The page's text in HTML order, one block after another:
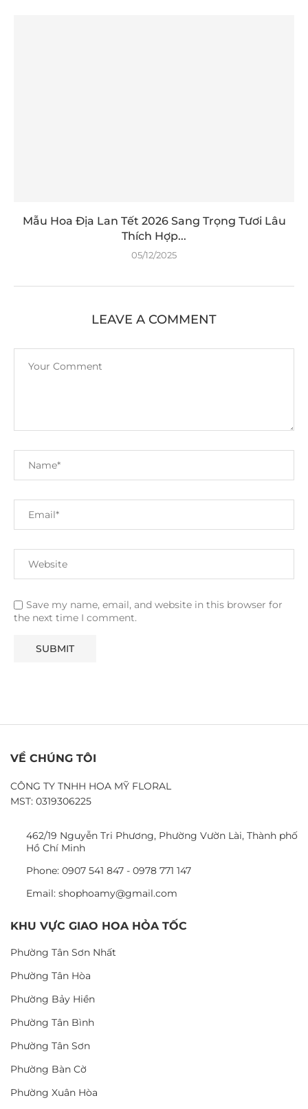
Mẫu Hoa Địa Lan Tết 2026 Sang Trọng Tươi Lâu
Thích Hợp...
05/12/2025
LEAVE A COMMENT
Save my name, email, and website in this browser for
the next time I comment.
VỀ CHÚNG TÔI
CÔNG TY TNHH HOA MỸ FLORAL
MST: 0319306225
462/19 Nguyễn Tri Phương, Phường Vườn Lài, Thành phố
Hồ Chí Minh
Phone: 0907 541 847 - 0978 771 147
Email: shophoamy@gmail.com
KHU VỰC GIAO HOA HỎA TỐC
Phường Tân Sơn Nhất
Phường Tân Hòa
Phường Bảy Hiền
Phường Tân Bình
Phường Tân Sơn
Phường Bàn Cờ
Phường Xuân Hòa